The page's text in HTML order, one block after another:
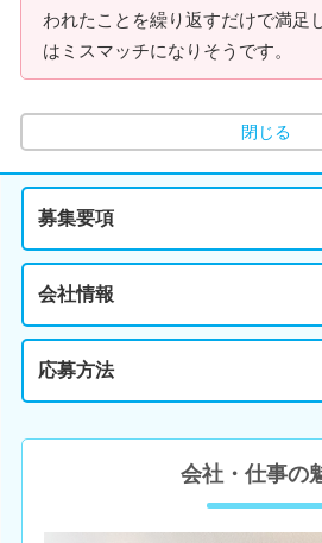
われたことを繰り返すだけで満足
はミスマッチになりそうです。
閉じる
募集要項
会社情報
応募方法
会社・仕事の